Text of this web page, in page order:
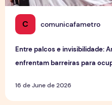
C comunicafametro
Entre palcos e invisibilidade:
enfrentam barreiras para
16 de June de 2026